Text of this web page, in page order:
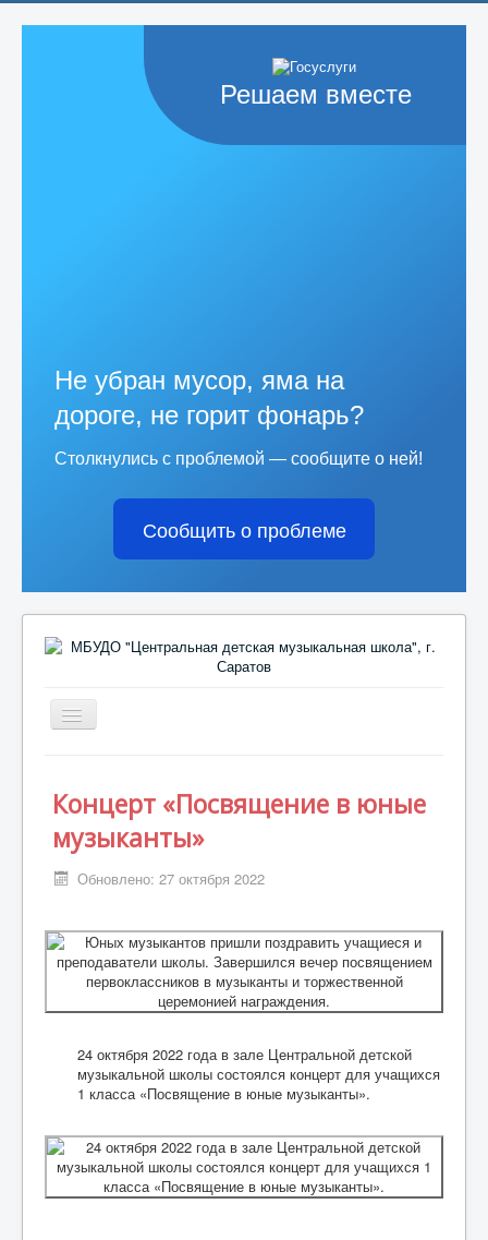
Решаем вместе
Не убран мусор, яма на
дороге, не горит фонарь?
Столкнулись с проблемой — сообщите о ней!
Сообщить о проблеме
Включить/
выключить
Жизнь школы
Домашнее задание
Обратная связь
Контакты
Безопасность
Информационные материалы и памятки
Концерт «Посвящение в юные
музыканты»
Обновлено: 27 октября 2022
24 октября 2022 года в зале Центральной детской
музыкальной школы состоялся концерт для учащихся
1 класса «Посвящение в юные музыканты».